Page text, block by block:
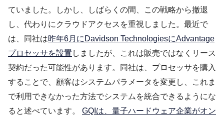
ていました。しかし、しばらくの間、この戦略から撤退
し、代わりにクラウドアクセスを重視しました。最近で
は、同社は昨年6月にDavidson TechnologiesにAdvantage
プロセッサを設置 しましたが、これは販売ではなくリース
契約だった可能性があります。同社は、プロセッサを購入
することで、顧客はシステムパラメータを変更し、これま
で利用できなかった方法でシステムを統合できるようにな
ると述べています。 GQIは、量子ハードウェア企業がオン